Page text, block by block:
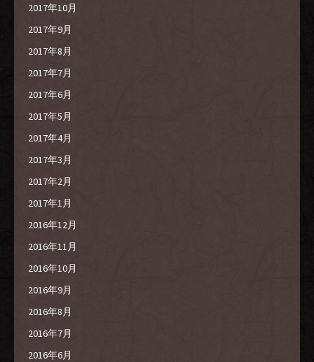
2017年10月
2017年9月
2017年8月
2017年7月
2017年6月
2017年5月
2017年4月
2017年3月
2017年2月
2017年1月
2016年12月
2016年11月
2016年10月
2016年9月
2016年8月
2016年7月
2016年6月